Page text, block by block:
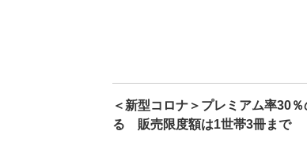
＜新型コロナ＞プレミアム率30
る 販売限度額は1世帯3冊まで